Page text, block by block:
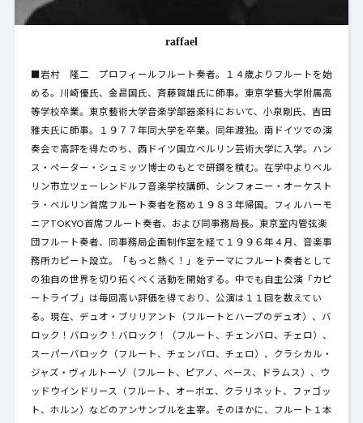
raffael
■岩村 隆二 プロフィールフルート奏者。１４歳よりフルートを始
める。川崎優氏、金昌国氏、斉藤賀雄氏に師事。東京学藝大学附属高
等学校卒業。東京藝術大学音楽学部器楽科において、小泉剛氏、吉田
雅夫氏に師事。１９７７年同大学を卒業。同年渡独。南ドイツでの演
奏会で高評を得たのち、西ドイツ国立ベルリン芸術大学に入学。ハン
ス・ペーター・シュミッツ博士のもとで研鑽を積む。在学中よりベル
リン市立ツェーレンドルフ音楽学校講師、シンフォニー・オーケスト
ラ・ベルリン首席フルート奏者を務め１９８３年帰国。フィルハーモ
ニアTOKYO首席フルート奏者、および同事務局長。東京室内管弦楽
団フルート奏者、同事務局企画制作室を経て１９９６年４月、音楽事
務所カピート設立。「もっと熱く！」をテーマにフルート奏者として
の独自の世界を切り拓くべく活動を開始する。中でも自主公演「カピ
ートライブ」は毎回高い評価を得ており、公演は１１回を数えてい
る。現在、デュオ・ブリリアント（フルートとハープのデュオ）、バ
ロック！バロック！バロック！（フルート、チェンバロ、チェロ）、
スーパーバロック（フルート、チェンバロ、チェロ）、クラシカル・
ジャズ・ヴィルトーゾ（フルート、ピアノ、ベース、ドラムス）、ウ
ッドウインドリース（フルート、オーボエ、クラリネット、ファゴッ
ト、ホルン）などのアンサンブルを主宰。そのほかに、フルート１本